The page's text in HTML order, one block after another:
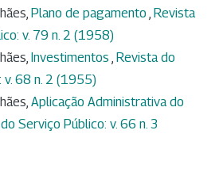
Plano de pagamento , Revista
v. 79 n. 2 (1958)
Investimentos , Revista do
v. 68 n. 2 (1955)
Aplicação Administrativa do
Serviço Público: v. 66 n. 3